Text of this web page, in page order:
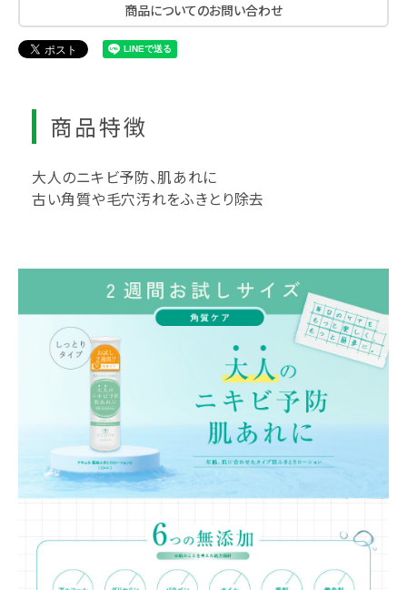
商品についてのお問い合わせ
商品特徴
大人のニキビ予防、肌あれに
古い角質や毛穴汚れをふきとり除去